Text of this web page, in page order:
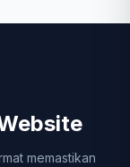
memastikan